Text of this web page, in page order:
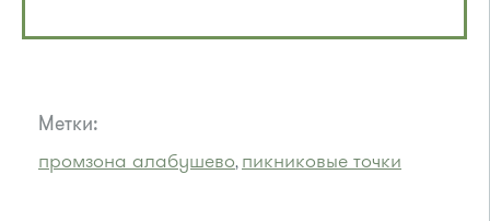
Метки:
промзона алабушево, пикниковые точки